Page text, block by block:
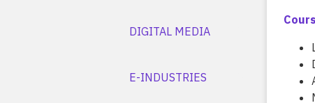
DIGITAL MEDIA
E-INDUSTRIES